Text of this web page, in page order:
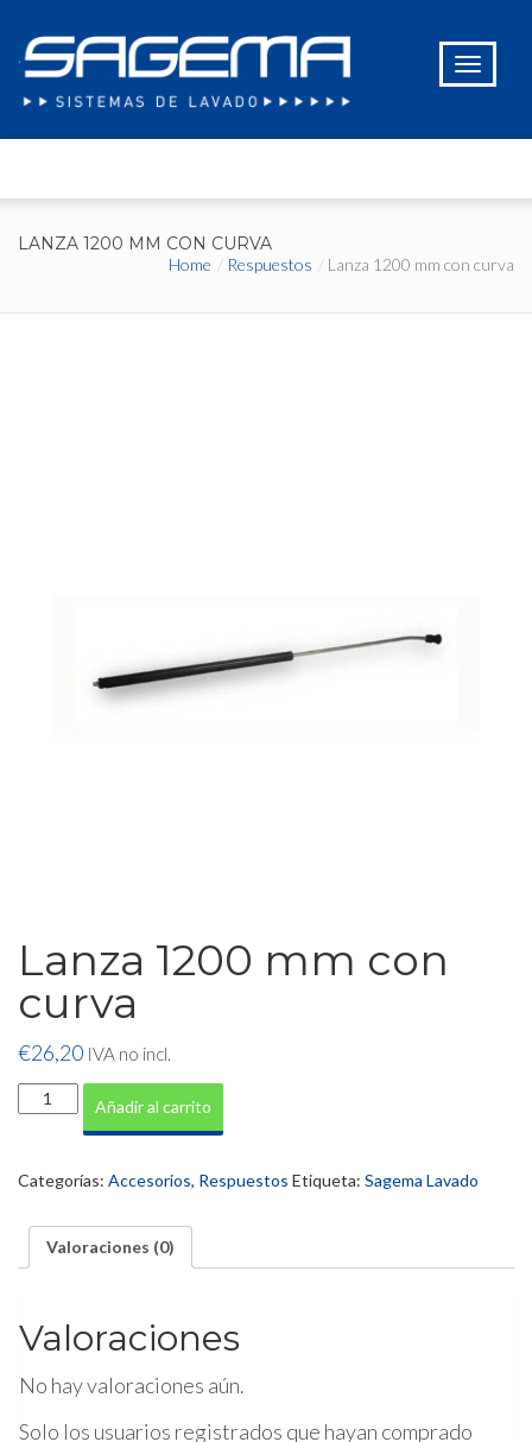
LANZA 1200 MM CON CURVA
Home Respuestos Lanza 1200 mm con curva
Lanza 1200 mm con
curva
€26,20 IVA no incl.
Lanza
1200
curva
Añadir al carrito
Categorías: Accesorios, Respuestos Etiqueta: Sagema Lavado
Valoraciones (0)
Valoraciones
No hay valoraciones aún.
Solo los usuarios registrados que hayan comprado